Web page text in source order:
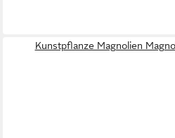
Kunstpflanze Magnolien